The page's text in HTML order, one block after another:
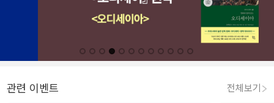
관련 이벤트 전체보기